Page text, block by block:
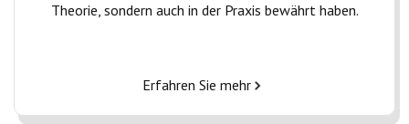
Theorie, sondern auch in der Praxis bewährt haben.
Erfahren Sie mehr